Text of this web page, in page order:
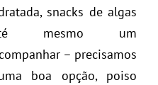
snacks de algas
mesmo um
– precisamos
boa opção, poiso